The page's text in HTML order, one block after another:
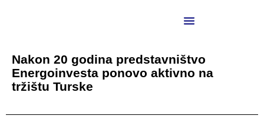
Nakon 20 godina predstavništvo
Energoinvesta ponovo aktivno na
tržištu Turske